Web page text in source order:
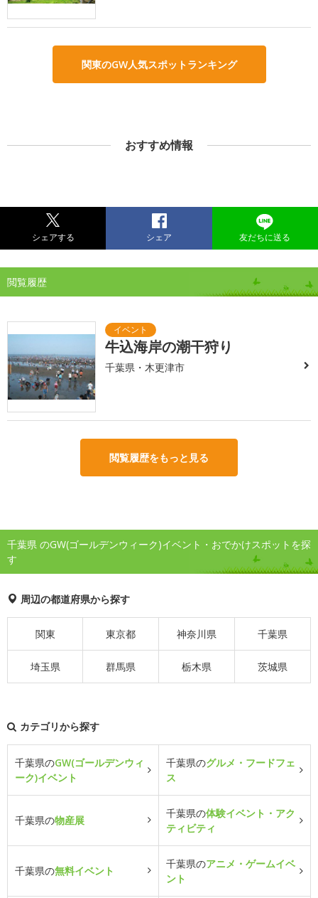
関東のGW人気スポットランキング
おすすめ情報
シェアする シェア 友だちに送る
閲覧履歴
牛込海岸の潮干狩り
千葉県・木更津市
閲覧履歴をもっと見る
千葉県 のGW(ゴールデンウィーク)イベント・おでかけスポットを探
す
周辺の都道府県から探す
関東 東京都 神奈川県 千葉県
埼玉県 群馬県 栃木県 茨城県
カテゴリから探す
千葉県のGW(ゴールデンウィ
ーク)イベント
千葉県のグルメ・フードフェ
ス
千葉県の物産展
千葉県の体験イベント・アク
ティビティ
千葉県の無料イベント
千葉県のアニメ・ゲームイベ
ント